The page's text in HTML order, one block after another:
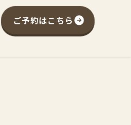
ご予約はこちら